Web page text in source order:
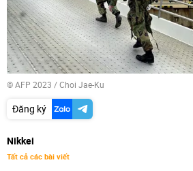
© AFP 2023 / Choi Jae-Ku
Đăng ký
Nikkei
Tất cả các bài viết